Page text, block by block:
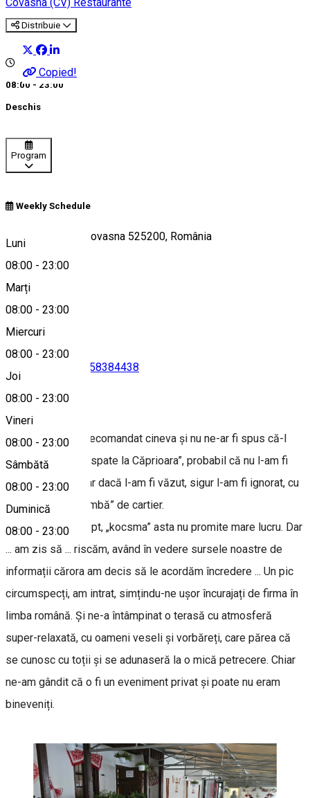
Covasna (CV) Restaurante
Distribuie
Copied!
08:00 - 23:00
Deschis
Program
Weekly Schedule
Luni
08:00 - 23:00
Marți
08:00 - 23:00
Miercuri
08:00 - 23:00
Joi
08:00 - 23:00
Vineri
08:00 - 23:00
Sâmbătă
08:00 - 23:00
Duminică
08:00 - 23:00
Str. Şcolii nr. 31, Covasna 525200, România
Hartă
0758384438
Despre
Dacă nu ni l-ar fi recomandat cineva și nu ne-ar fi spus că-l
găsim „undeva în spate la Căprioara”, probabil că nu l-am fi
remarcat; sau chiar dacă l-am fi văzut, sigur l-am fi ignorat, cu
gândul că e o „bombă” de cartier.
Din afară, ce-i drept, „kocsma” asta nu promite mare lucru. Dar
... am zis să ... riscăm, având în vedere sursele noastre de
informații cărora am decis să le acordăm încredere ... Un pic
circumspecți, am intrat, simțindu-ne ușor încurajați de firma în
limba română. Și ne-a întâmpinat o terasă cu atmosferă
super-relaxată, cu oameni veseli și vorbăreți, care părea că
se cunosc cu toții și se adunaseră la o mică petrecere. Chiar
ne-am gândit că o fi un eveniment privat și poate nu eram
bineveniți.